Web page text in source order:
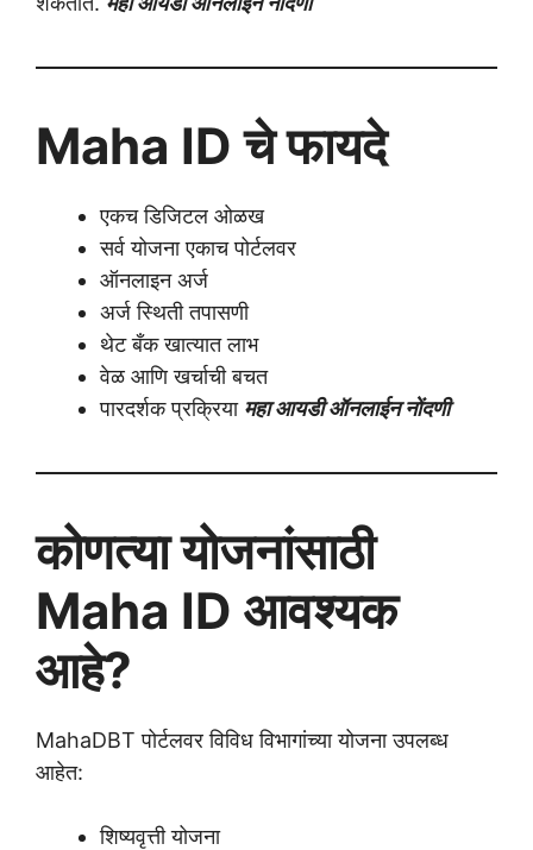
Maha ID चे फायदे
एकच डिजिटल ओळख
सर्व योजना एकाच पोर्टलवर
ऑनलाइन अर्ज
अर्ज स्थिती तपासणी
थेट बँक खात्यात लाभ
वेळ आणि खर्चाची बचत
पारदर्शक प्रक्रिया महा आयडी ऑनलाईन नोंदणी
कोणत्या योजनांसाठी
Maha ID आवश्यक
आहे?
MahaDBT पोर्टलवर विविध विभागांच्या योजना उपलब्ध
आहेत:
शिष्यवृत्ती योजना